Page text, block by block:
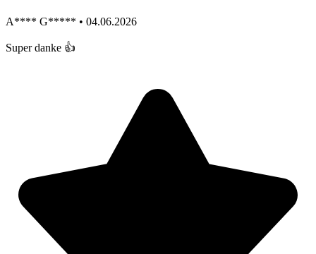
A**** G***** • 04.06.2026
Super danke 👍